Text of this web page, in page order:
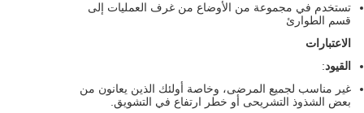
تستخدم في مجموعة من الأوضاع من غرف العمليات إلى
قسم الطوارئ
الاعتبارات
القيود:
غير مناسب لجميع المرضى، وخاصة أولئك الذين يعانون من
بعض الشذوذ التشريحى أو خطر ارتفاع في التشويق.